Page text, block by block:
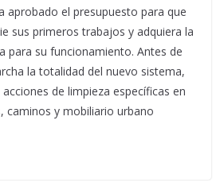
aprobado el presupuesto para que
sus primeros trabajos y adquiera la
para su funcionamiento. Antes de
la totalidad del nuevo sistema,
de limpieza específicas en
caminos y mobiliario urbano